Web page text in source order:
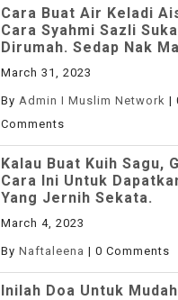
Cara Buat Air Keladi
Cara Syahmi Sazli
Dirumah. Sedap Nak
March 31, 2023
By Admin I Muslim Network |
Comments
Kalau Buat Kuih Sagu,
Cara Ini Untuk
Yang Jernih Sekata.
March 4, 2023
By Naftaleena | 0 Comments
Inilah Doa Untuk Mudah